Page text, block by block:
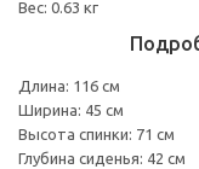
Вес: 0.63 кг
Длина: 116 см
Ширина: 45 см
Высота спинки: 71 см
Глубина сиденья: 42 см